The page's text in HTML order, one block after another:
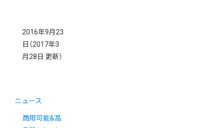
2016年9月23
日 （2017年3
月28日 更新）
ニュース
商用可能&高